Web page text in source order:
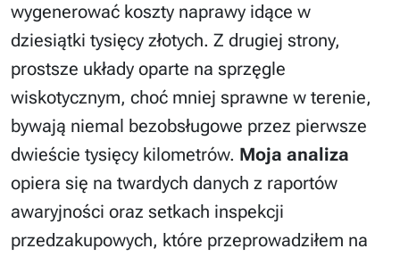
wygenerować koszty naprawy idące w
dziesiątki tysięcy złotych. Z drugiej strony,
prostsze układy oparte na sprzęgle
wiskotycznym, choć mniej sprawne w terenie,
bywają niemal bezobsługowe przez pierwsze
dwieście tysięcy kilometrów. Moja analiza
opiera się na twardych danych z raportów
awaryjności oraz setkach inspekcji
przedzakupowych, które przeprowadziłem na